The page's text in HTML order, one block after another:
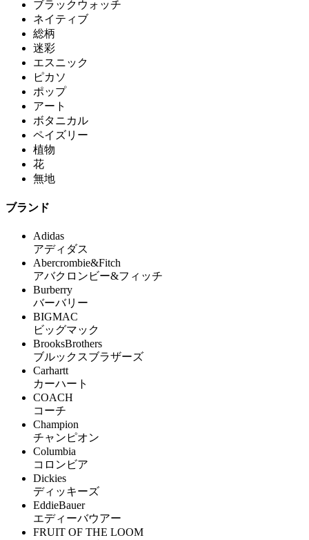
ブラックウォッチ
ネイティブ
総柄
迷彩
エスニック
ピカソ
ポップ
アート
ボタニカル
ペイズリー
植物
花
無地
ブランド
Adidas
アディダス
Abercrombie&Fitch
アバクロンビー&フィッチ
Burberry
バーバリー
BIGMAC
ビッグマック
BrooksBrothers
ブルックスブラザーズ
Carhartt
カーハート
COACH
コーチ
Champion
チャンピオン
Columbia
コロンビア
Dickies
ディッキーズ
EddieBauer
エディーバウアー
FRUIT OF THE LOOM